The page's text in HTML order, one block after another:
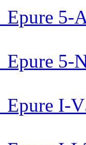
5-
5-
I-